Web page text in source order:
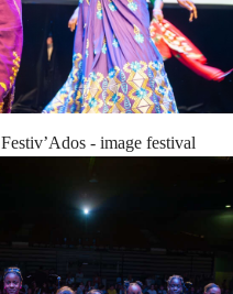
Festiv’Ados - image festival